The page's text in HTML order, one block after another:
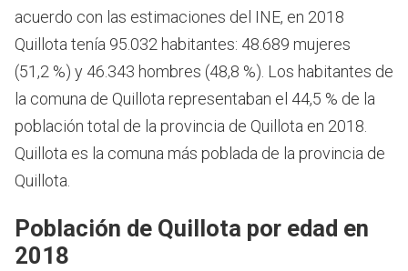
acuerdo con las estimaciones del INE, en 2018
Quillota tenía 95.032 habitantes: 48.689 mujeres
(51,2 %) y 46.343 hombres (48,8 %). Los habitantes de
la comuna de Quillota representaban el 44,5 % de la
población total de la provincia de Quillota en 2018.
Quillota es la comuna más poblada de la provincia de
Quillota.
Población de Quillota por edad en
2018